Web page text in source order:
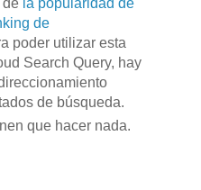
de la popularidad de
de
poder utilizar esta
Search Query, hay
de búsqueda.
que hacer nada.